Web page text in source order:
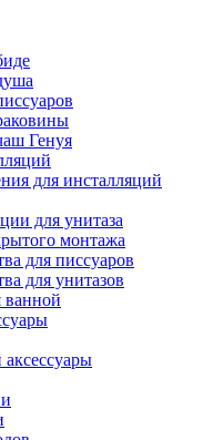
Генуя
для инсталляций
для унитаза
монтажа
для писсуаров
для унитазов
ванной